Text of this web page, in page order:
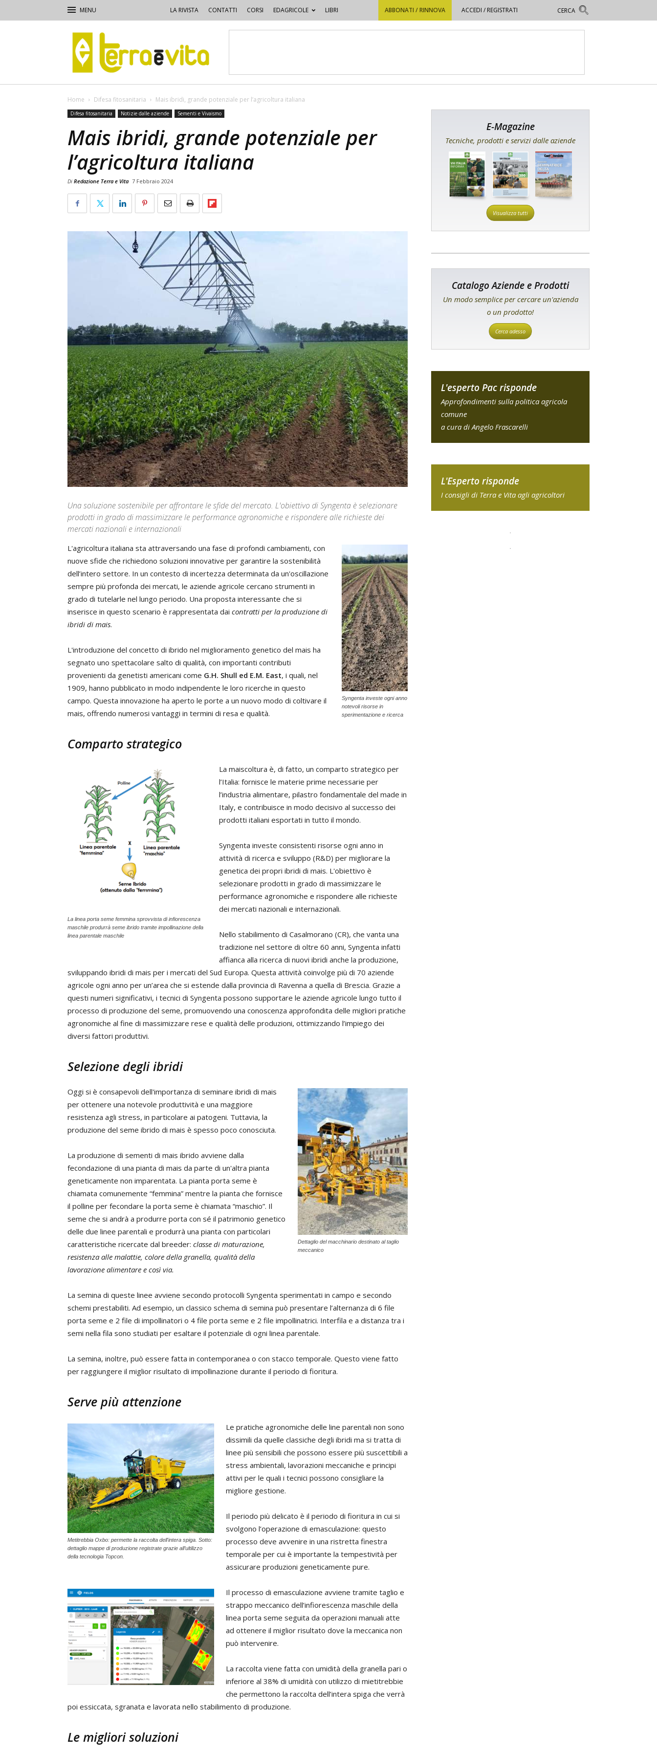
LA RIVISTA CONTATTI CORSI EDAGRICOLE LIBRI ABBONATI / RINNOVA ACCEDI / REGISTRATI
Terra
e
Vita
Home Difesa fitosanitaria Mais ibridi, grande potenziale per l’agricoltura italiana
Difesa fitosanitaria Notizie dalle aziende Sementi e Vivaismo
Mais ibridi, grande potenziale per
l’agricoltura italiana
Di Redazione Terra e Vita 7 Febbraio 2024
Una soluzione sostenibile per affrontare le sfide del mercato. L'obiettivo di Syngenta è selezionare
prodotti in grado di massimizzare le performance agronomiche e rispondere alle richieste dei
mercati nazionali e internazionali
Syngenta investe ogni anno
notevoli risorse in
sperimentazione e ricerca
L'agricoltura italiana sta attraversando una fase di profondi cambiamenti, con
nuove sfide che richiedono soluzioni innovative per garantire la sostenibilità
dell’intero settore. In un contesto di incertezza determinata da un'oscillazione
sempre più profonda dei mercati, le aziende agricole cercano strumenti in
grado di tutelarle nel lungo periodo. Una proposta interessante che si
inserisce in questo scenario è rappresentata dai contratti per la produzione di
ibridi di mais.
L'introduzione del concetto di ibrido nel miglioramento genetico del mais ha
segnato uno spettacolare salto di qualità, con importanti contributi
provenienti da genetisti americani come G.H. Shull ed E.M. East, i quali, nel
1909, hanno pubblicato in modo indipendente le loro ricerche in questo
campo. Questa innovazione ha aperto le porte a un nuovo modo di coltivare il
mais, offrendo numerosi vantaggi in termini di resa e qualità.
Comparto strategico
La linea porta seme femmina sprovvista di infiorescenza
maschile produrrà seme ibrido tramite impollinazione della
linea parentale maschile
La maiscoltura è, di fatto, un comparto strategico per
l’Italia: fornisce le materie prime necessarie per
l’industria alimentare, pilastro fondamentale del made in
Italy, e contribuisce in modo decisivo al successo dei
prodotti italiani esportati in tutto il mondo.
Syngenta investe consistenti risorse ogni anno in
attività di ricerca e sviluppo (R&D) per migliorare la
genetica dei propri ibridi di mais. L'obiettivo è
selezionare prodotti in grado di massimizzare le
performance agronomiche e rispondere alle richieste
dei mercati nazionali e internazionali.
Nello stabilimento di Casalmorano (CR), che vanta una
tradizione nel settore di oltre 60 anni, Syngenta infatti
affianca alla ricerca di nuovi ibridi anche la produzione,
sviluppando ibridi di mais per i mercati del Sud Europa. Questa attività coinvolge più di 70 aziende
agricole ogni anno per un’area che si estende dalla provincia di Ravenna a quella di Brescia. Grazie a
questi numeri significativi, i tecnici di Syngenta possono supportare le aziende agricole lungo tutto il
processo di produzione del seme, promuovendo una conoscenza approfondita delle migliori pratiche
agronomiche al fine di massimizzare rese e qualità delle produzioni, ottimizzando l’impiego dei
diversi fattori produttivi.
Selezione degli ibridi
Dettaglio del macchinario destinato al taglio
meccanico
Oggi si è consapevoli dell'importanza di seminare ibridi di mais
per ottenere una notevole produttività e una maggiore
resistenza agli stress, in particolare ai patogeni. Tuttavia, la
produzione del seme ibrido di mais è spesso poco conosciuta.
La produzione di sementi di mais ibrido avviene dalla
fecondazione di una pianta di mais da parte di un'altra pianta
geneticamente non imparentata. La pianta porta seme è
chiamata comunemente “femmina” mentre la pianta che fornisce
il polline per fecondare la porta seme è chiamata “maschio”. Il
seme che si andrà a produrre porta con sé il patrimonio genetico
delle due linee parentali e produrrà una pianta con particolari
caratteristiche ricercate dal breeder: classe di maturazione,
resistenza alle malattie, colore della granella, qualità della
lavorazione alimentare e così via.
La semina di queste linee avviene secondo protocolli Syngenta sperimentati in campo e secondo
schemi prestabiliti. Ad esempio, un classico schema di semina può presentare l’alternanza di 6 file
porta seme e 2 file di impollinatori o 4 file porta seme e 2 file impollinatrici. Interfila e a distanza tra i
semi nella fila sono studiati per esaltare il potenziale di ogni linea parentale.
La semina, inoltre, può essere fatta in contemporanea o con stacco temporale. Questo viene fatto
per raggiungere il miglior risultato di impollinazione durante il periodo di fioritura.
Serve più attenzione
Metitrebbia Oxbo: permette la raccolta dell'intera spiga. Sotto:
dettaglio mappe di produzione registrate grazie all’ultilizzo
della tecnologia Topcon.
Le pratiche agronomiche delle line parentali non sono
dissimili da quelle classiche degli ibridi ma si tratta di
linee più sensibili che possono essere più suscettibili a
stress ambientali, lavorazioni meccaniche e principi
attivi per le quali i tecnici possono consigliare la
migliore gestione.
Il periodo più delicato è il periodo di fioritura in cui si
svolgono l’operazione di emasculazione: questo
processo deve avvenire in una ristretta finestra
temporale per cui è importante la tempestività per
assicurare produzioni geneticamente pure.
Il processo di emasculazione avviene tramite taglio e
strappo meccanico dell’infiorescenza maschile della
linea porta seme seguita da operazioni manuali atte
ad ottenere il miglior risultato dove la meccanica non
può intervenire.
La raccolta viene fatta con umidità della granella pari o
inferiore al 38% di umidità con utilizzo di mietitrebbie
che permettono la raccolta dell’intera spiga che verrà
poi essiccata, sgranata e lavorata nello stabilimento di produzione.
Le migliori soluzioni
E-Magazine
Tecniche, prodotti e servizi dalle aziende
Visualizza tutti
Catalogo Aziende e Prodotti
Un modo semplice per cercare un'azienda
o un prodotto!
Cerca adesso
L'esperto Pac risponde
Approfondimenti sulla politica agricola
comune
a cura di Angelo Frascarelli
L'Esperto risponde
I consigli di Terra e Vita agli agricoltori